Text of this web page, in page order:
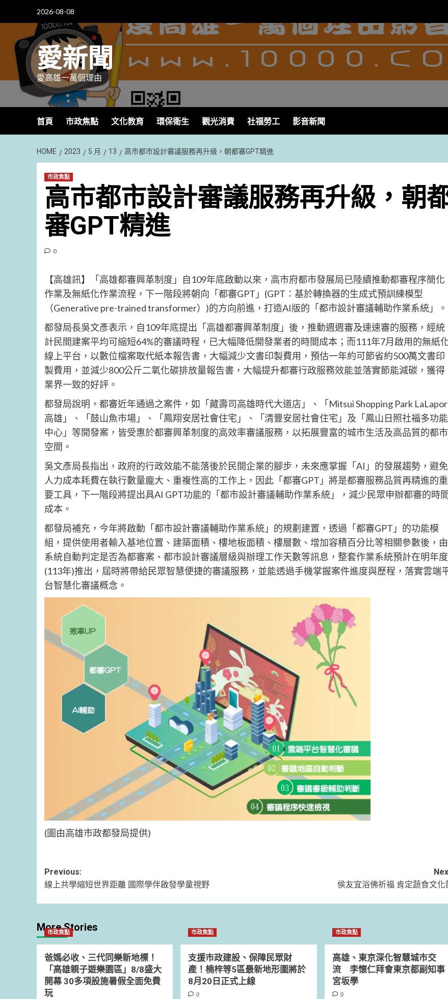
2026-08-08
愛新聞
愛高雄一萬個理由
首頁 市政焦點 文化教育 環保衛生 觀光消費 社福勞工 影音新聞
HOME 2023 5 月 13 高市都市設計審議服務再升級，朝都審GPT精進
市政焦點
高市都市設計審議服務再升級，朝
審GPT精進
0
【高雄訊】「高雄都審興革制度」自109年底啟動以來，高市府都市發展局已陸續推動都審程序簡化
作業及無紙化作業流程，下一階段將朝向「都審GPT」(GPT：基於轉換器的生成式預訓練模型
（Generative pre-trained transformer）)的方向前進，打造AI版的「都市設計審議輔助作業系統」。
都發局長吳文彥表示，自109年底提出「高雄都審興革制度」後，推動週週審及速速審的服務，經統
計民間建案平均可縮短64%的審議時程，已大幅降低開發業者的時間成本；而111年7月啟用的無紙
線上平台，以數位檔案取代紙本報告書，大幅減少文書印製費用，預估一年約可節省約500萬文書印
製費用，並減少800公斤二氧化碳排放量報告書，大幅提升都審行政服務效能並落實節能減碳，獲得
業界一致的好評。
都發局說明，都審近年通過之案件，如「藏壽司高雄時代大道店」、「Mitsui Shopping Park
高雄」、「鼓山魚市場」、「鳳翔安居社會住宅」、「清豐安居社會住宅」及「鳳山日照社福多功能
中心」等開發案，皆受惠於都審興革制度的高效率審議服務，以拓展豐富的城市生活及高品質的都市
空間。
吳文彥局長指出，政府的行政效能不能落後於民間企業的腳步，未來應掌握「AI」的發展趨勢，避免
人力成本耗費在執行數量龐大、重複性高的工作上，因此「都審GPT」將是都審服務品質再精進的重
要工具，下一階段將提出具AI GPT功能的「都市設計審議輔助作業系統」，減少民眾申辦都審的時間
成本。
都發局補充，今年將啟動「都市設計審議輔助作業系統」的規劃建置，透過「都審GPT」的功能模
組，提供使用者輸入基地位置、建築面積、樓地板面積、樓層數、增加容積百分比等相關參數後，由
系統自動判定是否為都審案、都市設計審議層級與辦理工作天數等訊息，整套作業系統預計在明年度
(113年)推出，屆時將帶給民眾智慧便捷的審議服務，並能透過手機掌握案件進度與歷程，落實雲端
台智慧化審議概念。
(圖由高雄市政都發局提供)
Post
navigation
Previous:
線上共學縮短世界距離 國際學伴啟發學童視野
侯友宜浴佛祈福 肯定蔬食文化
More Stories
市政焦點
爸媽必收、三代同樂新地標！
「高雄親子遊樂園區」8/8盛大
開幕 30多項設施暑假全面免費
玩
市政焦點
支援市政建設、保障民眾財
產！楠梓等5區最新地形圖將於
8月20日正式上線
0
市政焦點
高雄、東京深化智慧城市交
流 李懷仁拜會東京都副知事
宮坂學
0